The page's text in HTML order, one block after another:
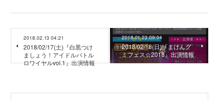
2018.02.13 04:21
2018/02/17(土)『白黒つけ
ましょう！アイドルバトル
ロワイヤルvol.1』出演情報
2018.01.23 09:04
2018/02/18(日)『まけんグ
ミフェス☆2018』出演情報